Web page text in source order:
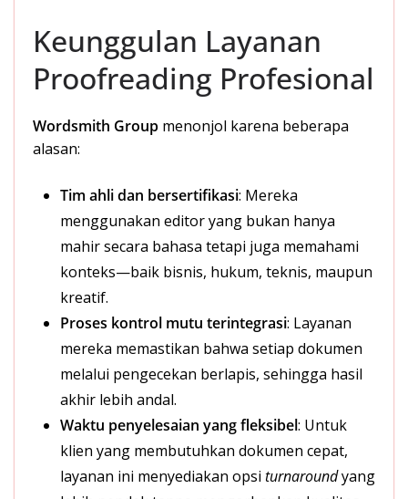
Keunggulan Layanan
Proofreading Profesional
Wordsmith Group menonjol karena beberapa
alasan:
Tim ahli dan bersertifikasi: Mereka
menggunakan editor yang bukan hanya
mahir secara bahasa tetapi juga memahami
konteks—baik bisnis, hukum, teknis, maupun
kreatif.
Proses kontrol mutu terintegrasi: Layanan
mereka memastikan bahwa setiap dokumen
melalui pengecekan berlapis, sehingga hasil
akhir lebih andal.
Waktu penyelesaian yang fleksibel: Untuk
klien yang membutuhkan dokumen cepat,
layanan ini menyediakan opsi turnaroundyang